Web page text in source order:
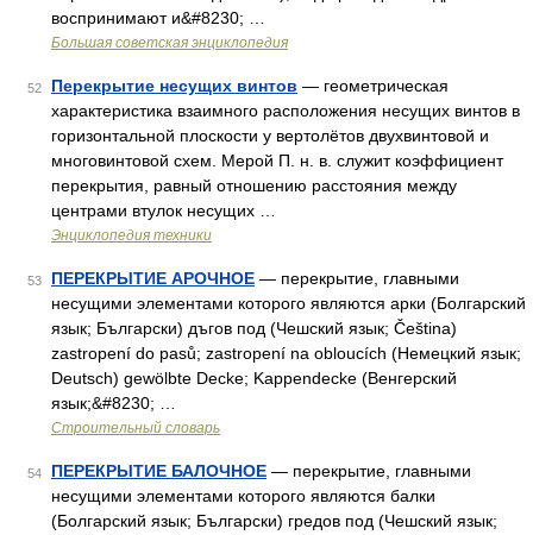
воспринимают и&#8230; …
Большая советская энциклопедия
52 Перекрытие несущих винтов — геометрическая
характеристика взаимного расположения несущих винтов в
горизонтальной плоскости у вертолётов двухвинтовой и
многовинтовой схем. Мерой П. н. в. служит коэффициент
перекрытия, равный отношению расстояния между
центрами втулок несущих …
Энциклопедия техники
53 ПЕРЕКРЫТИЕ АРОЧНОЕ — перекрытие, главными
несущими элементами которого являются арки (Болгарский
язык; Български) дъгов под (Чешский язык; Čeština)
zastropení do pasů; zastropení na obloucích (Немецкий язык;
Deutsch) gewölbte Decke; Kappendecke (Венгерский
язык;&#8230; …
Строительный словарь
54 ПЕРЕКРЫТИЕ БАЛОЧНОЕ — перекрытие, главными
несущими элементами которого являются балки
(Болгарский язык; Български) гредов под (Чешский язык;